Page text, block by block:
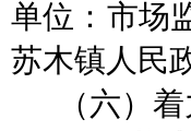
单位：市场
苏木镇人民
（六）